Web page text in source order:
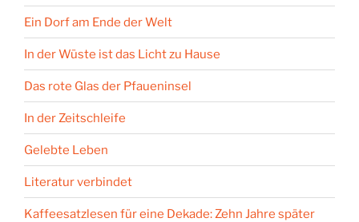
Ein Dorf am Ende der Welt
In der Wüste ist das Licht zu Hause
Das rote Glas der Pfaueninsel
In der Zeitschleife
Gelebte Leben
Literatur verbindet
Kaffeesatzlesen für eine Dekade: Zehn Jahre später